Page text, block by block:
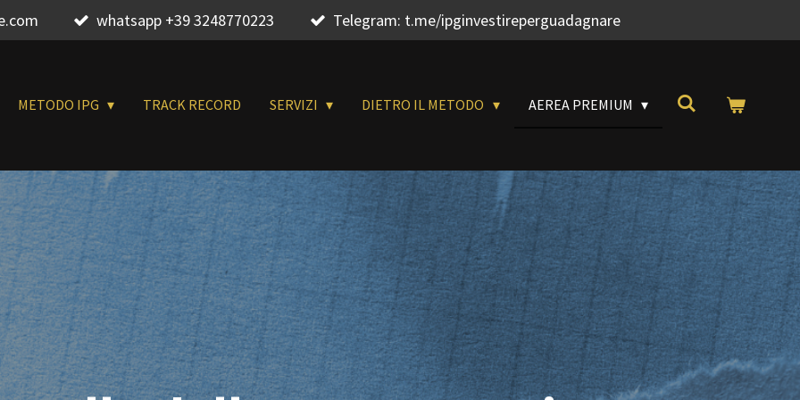
whatsapp +39 3248770223 Telegram: t.me/ipginvestireperguadagnare
METODO IPG TRACK RECORD SERVIZI DIETRO IL METODO AEREA PREMIUM